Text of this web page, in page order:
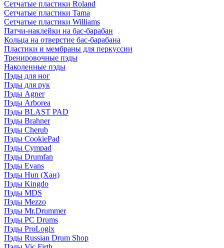
Сетчатые пластики Roland
Сетчатые пластики Tama
Сетчатые пластики Williams
Патчи-наклейки на бас-барабан
Кольца на отверстие бас-барабана
Пластики и мембраны для перкуссии
Тренировочные пэды
Наколенные пэды
Пэды для ног
Пэды для рук
Пэды Agner
Пэды Arborea
Пэды BLAST PAD
Пэды Brahner
Пэды Cherub
Пэды CookiePad
Пэды Cympad
Пэды Drumfan
Пэды Evans
Пэды Hun (Хан)
Пэды Kingdo
Пэды MDS
Пэды Mezzo
Пэды Mr.Drummer
Пэды PC Drums
Пэды ProLogix
Пэды Russian Drum Shop